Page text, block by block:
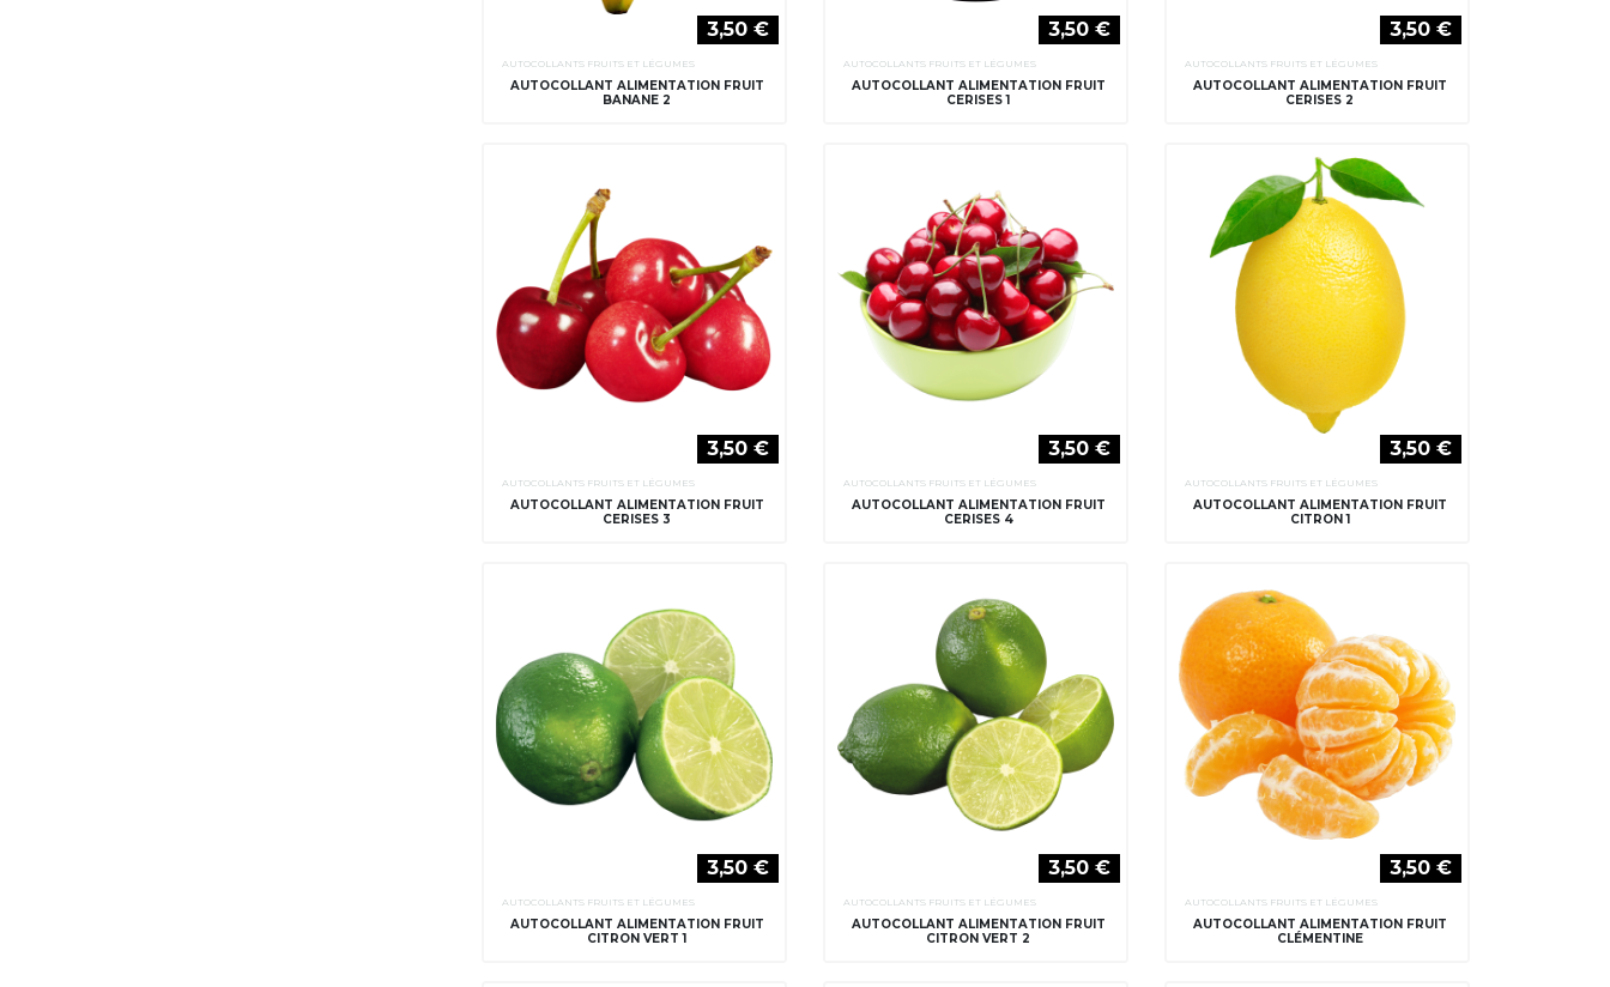
3,50 €
AUTOCOLLANTS FRUITS ET LÉGUMES
AUTOCOLLANT ALIMENTATION FRUIT
BANANE 2
3,50 €
AUTOCOLLANTS FRUITS ET LÉGUMES
AUTOCOLLANT ALIMENTATION FRUIT
CERISES 1
3,50 €
AUTOCOLLANTS FRUITS ET LÉGUMES
AUTOCOLLANT ALIMENTATION FRUIT
CERISES 2
3,50 €
AUTOCOLLANTS FRUITS ET LÉGUMES
AUTOCOLLANT ALIMENTATION FRUIT
CERISES 3
3,50 €
AUTOCOLLANTS FRUITS ET LÉGUMES
AUTOCOLLANT ALIMENTATION FRUIT
CERISES 4
3,50 €
AUTOCOLLANTS FRUITS ET LÉGUMES
AUTOCOLLANT ALIMENTATION FRUIT
CITRON 1
3,50 €
AUTOCOLLANTS FRUITS ET LÉGUMES
AUTOCOLLANT ALIMENTATION FRUIT
CITRON VERT 1
3,50 €
AUTOCOLLANTS FRUITS ET LÉGUMES
AUTOCOLLANT ALIMENTATION FRUIT
CITRON VERT 2
3,50 €
AUTOCOLLANTS FRUITS ET LÉGUMES
AUTOCOLLANT ALIMENTATION FRUIT
CLÉMENTINE